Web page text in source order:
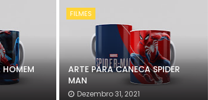
HOMEM
FILMES
ARTE PARA CANECA SPIDER
MAN
Dezembro 31, 2021